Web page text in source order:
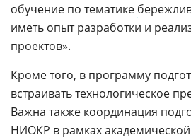
обучение по тематике
иметь опыт разработки и
проектов».
Кроме того, в программу
встраивать технологическое
Важна также координация
НИОКР в рамках